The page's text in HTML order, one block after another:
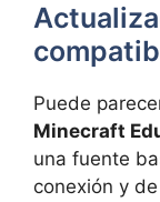
Puede
Minecraft
una fuente
conexión y